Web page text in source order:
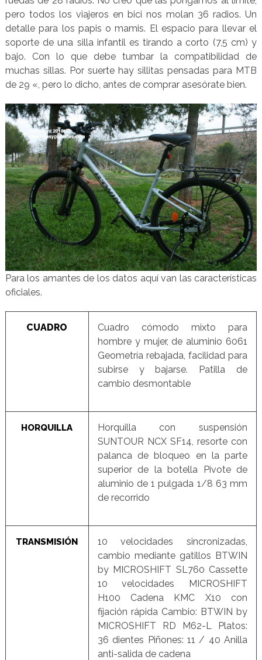
pero todos los viajeros en bici nos molan 36 radios. Un
detalle para los papis o mamis. El espacio para llevar el
soporte de una silla infantil es tirando a corto (7,5 cm) y
bajo. Con lo que debe tumbar la compatibilidad de
muchas sillas. Por suerte hay sillitas pensadas para MTB
de 29 «, pero lo dicho, antes de comprar asesórate bien.
Para los amantes de los datos aquí van las características
oficiales.
CUADRO
Cuadro cómodo mixto para
hombre y mujer, de aluminio 6061
Geometría rebajada, facilidad para
subirse y bajarse. Patilla de
cambio desmontable
HORQUILLA
Horquilla con suspensión
SUNTOUR NCX SF14, resorte con
palanca de bloqueo en la parte
superior de la botella Pivote de
aluminio de 1 pulgada 1/8 63 mm
de recorrido
TRANSMISIÓN
10 velocidades sincronizadas,
cambio mediante gatillos BTWIN
by MICROSHIFT SL760 Cassette
10 velocidades MICROSHIFT
H100 Cadena KMC X10 con
fijación rápida Cambio: BTWIN by
MICROSHIFT RD M62-L Platos:
36 dientes Piñones: 11 / 40 Anilla
anti-salida de cadena